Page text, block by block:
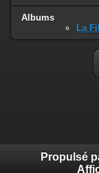
Albums
La
Propulsé